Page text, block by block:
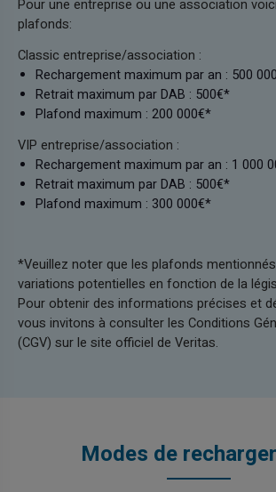
Pour une entreprise ou une association
plafonds:
Classic entreprise/association :
Rechargement maximum par an : 500
Retrait maximum par DAB : 500€*
Plafond maximum : 200 000€*
VIP entreprise/association :
Rechargement maximum par an : 1 000
Retrait maximum par DAB : 500€*
Plafond maximum : 300 000€*
*Veuillez noter que les plafonds
variations potentielles en fonction de la
Pour obtenir des informations précises et
vous invitons à consulter les Conditions
(CGV) sur le site officiel de Veritas.
Modes de